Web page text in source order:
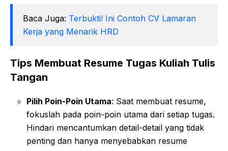
Baca Juga: Terbukti! Ini Contoh CV Lamaran
Kerja yang Menarik HRD
Tips Membuat Resume Tugas Kuliah Tulis
Tangan
Pilih Poin-Poin Utama: Saat membuat resume,
fokuslah pada poin-poin utama dari setiap tugas.
Hindari mencantumkan detail-detail yang tidak
penting dan hanya menyebabkan resume